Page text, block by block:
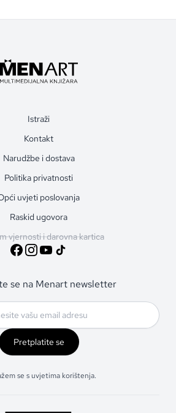
Istraži
Kontakt
Narudžbe i dostava
Politika privatnosti
uvjeti poslovanja
Raskid ugovora
vjernosti i darovna kartica
se na Menart newsletter
Pretplatite se
se s uvjetima korištenja.